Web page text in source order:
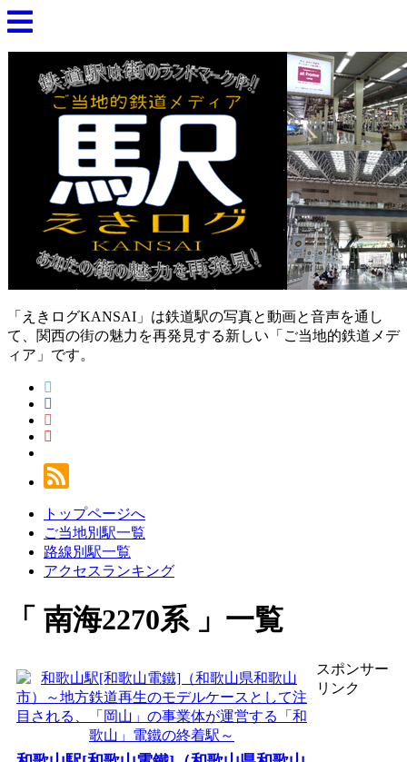
「えきログKANSAI」は鉄道駅の写真と動画と音声を通し
て、関西の街の魅力を再発見する新しい「ご当地的鉄道メデ
ィア」です。
トップページへ
ご当地別駅一覧
路線別駅一覧
アクセスランキング
南海2270系 一覧
スポンサー
リンク